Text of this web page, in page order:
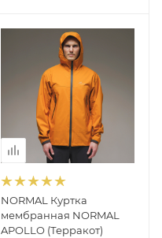
NORMAL Куртка
мембранная NORMAL
APOLLO (Терракот)